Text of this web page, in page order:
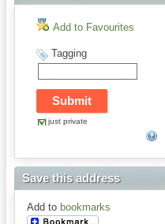
Add to Favourites
Tagging
just private
Save this address
Add to bookmarks